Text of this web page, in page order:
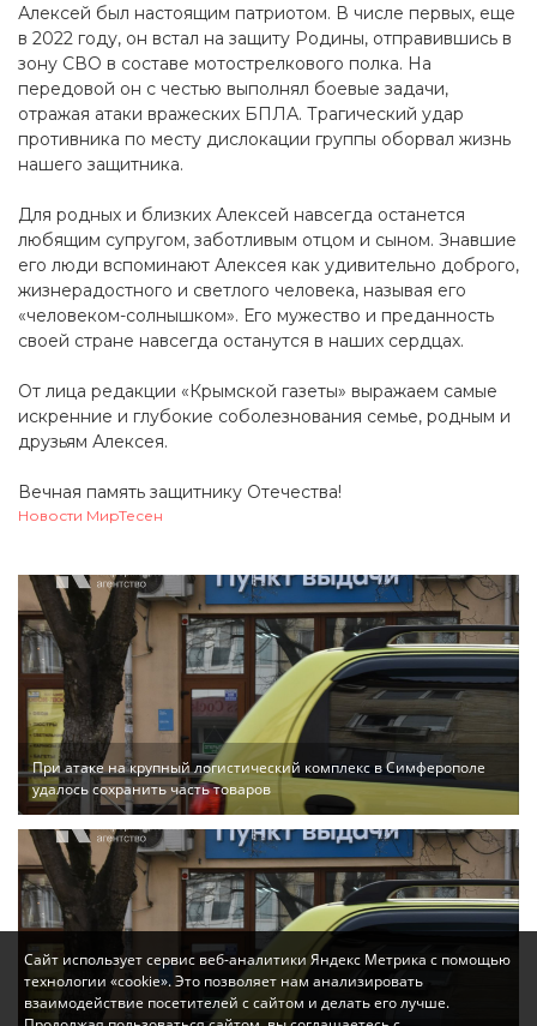
Алексей был настоящим патриотом. В числе первых, еще
в 2022 году, он встал на защиту Родины, отправившись в
зону СВО в составе мотострелкового полка. На
передовой он с честью выполнял боевые задачи,
отражая атаки вражеских БПЛА. Трагический удар
противника по месту дислокации группы оборвал жизнь
нашего защитника.
Для родных и близких Алексей навсегда останется
любящим супругом, заботливым отцом и сыном. Знавшие
его люди вспоминают Алексея как удивительно доброго,
жизнерадостного и светлого человека, называя его
«человеком-солнышком». Его мужество и преданность
своей стране навсегда останутся в наших сердцах.
От лица редакции «Крымской газеты» выражаем самые
искренние и глубокие соболезнования семье, родным и
друзьям Алексея.
Вечная память защитнику Отечества!
Новости МирТесен
При атаке на крупный логистический комплекс в Симферополе
удалось сохранить часть товаров
Сайт использует сервис веб-аналитики Яндекс Метрика с помощью
технологии «cookie». Это позволяет нам анализировать
взаимодействие посетителей с сайтом и делать его лучше.